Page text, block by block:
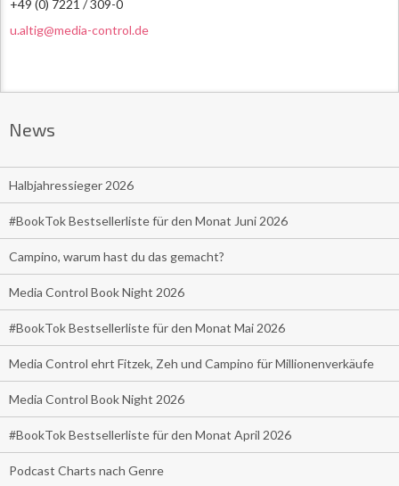
+49 (0) 7221 / 309-0
u.altig@media-control.de
News
Halbjahressieger 2026
#BookTok Bestsellerliste für den Monat Juni 2026
Campino, warum hast du das gemacht?
Media Control Book Night 2026
#BookTok Bestsellerliste für den Monat Mai 2026
Media Control ehrt Fitzek, Zeh und Campino für Millionenverkäufe
Media Control Book Night 2026
#BookTok Bestsellerliste für den Monat April 2026
Podcast Charts nach Genre